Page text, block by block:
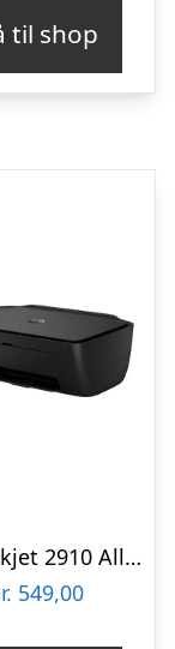
til shop
HP Deskjet 2910 All-in-One – Color inkjet | A4/Legal | USB 2.0 | WiâFi(n) Multifunktion – Farve – Blæk
549,00